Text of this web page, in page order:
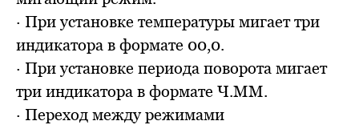
· При установке температуры мигает три
индикатора в формате 00,0.
· При установке периода поворота мигает
три индикатора в формате Ч.ММ.
· Переход между режимами